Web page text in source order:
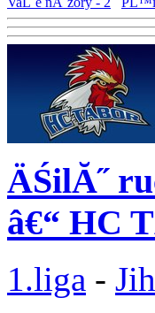
ÄŚilĂ˝
â€“ HC
1.liga -